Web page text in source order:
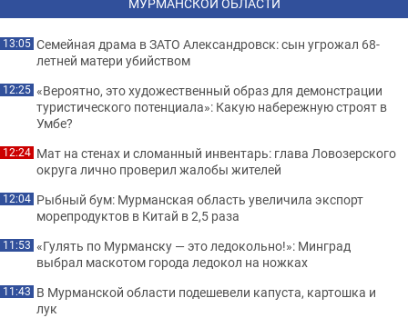
13:05 Семейная драма в ЗАТО Александровск: сын угрожал 68-
летней матери убийством
12:25 «Вероятно, это художественный образ для демонстрации
туристического потенциала»: Какую набережную строят в
Умбе?
12:24 Мат на стенах и сломанный инвентарь: глава Ловозерского
округа лично проверил жалобы жителей
12:04 Рыбный бум: Мурманская область увеличила экспорт
морепродуктов в Китай в 2,5 раза
11:53 «Гулять по Мурманску — это ледокольно!»: Минград
выбрал маскотом города ледокол на ножках
11:43 В Мурманской области подешевели капуста, картошка и
лук